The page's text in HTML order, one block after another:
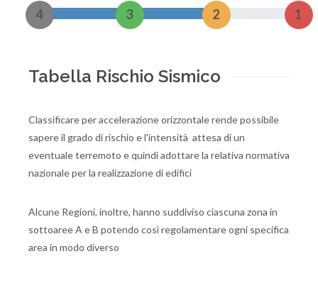
4 3 2 1
Tabella Rischio Sismico
Classificare per accelerazione orizzontale rende possibile
sapere il grado di rischio e l'intensità attesa di un
eventuale terremoto e quindi adottare la relativa normativa
nazionale per la realizzazione di edifici
Alcune Regioni, inoltre, hanno suddiviso ciascuna zona in
sottoaree A e B potendo così regolamentare ogni specifica
area in modo diverso